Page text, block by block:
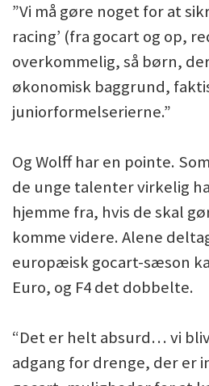
”Vi må gøre noget for at
racing’ (fra gocart og op,
overkommelig, så børn,
økonomisk baggrund,
juniorformelserierne.”
Og Wolff har en pointe.
de unge talenter virkelig
hjemme fra, hvis de skal
komme videre. Alene
europæisk gocart-sæson
Euro, og F4 det dobbelte.
“Det er helt absurd… vi
adgang for drenge, der er